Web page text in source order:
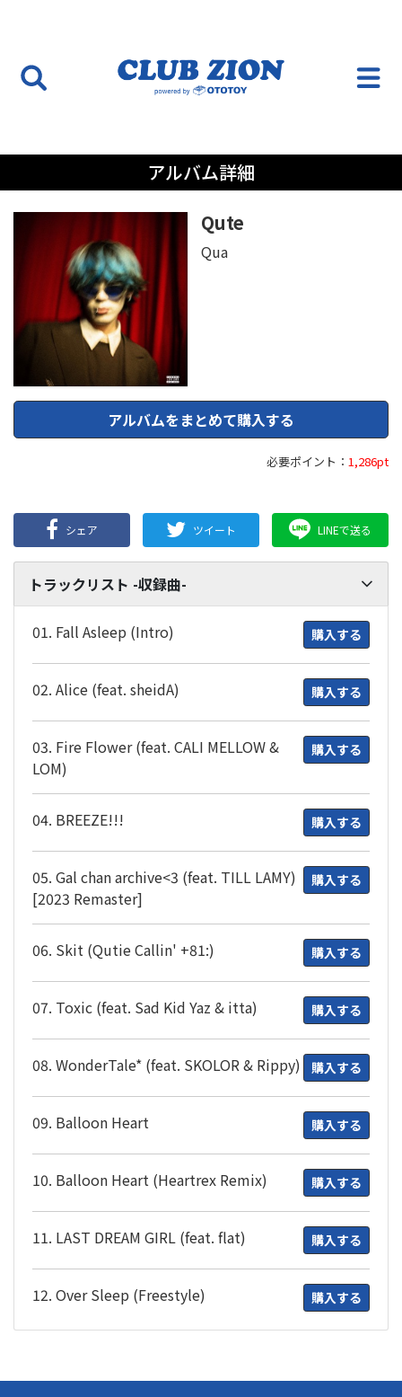
アルバム詳細
Qute
Qua
アルバムをまとめて購入する
必要ポイント： 1,286pt
シェア ツイート LINEで送る
トラックリスト -収録曲-
01. Fall Asleep (Intro) 購入する
02. Alice (feat. sheidA) 購入する
03. Fire Flower (feat. CALI MELLOW &
LOM)
購入する
04. BREEZE!!! 購入する
05. Gal chan archive<3 (feat. TILL LAMY)
[2023 Remaster]
購入する
06. Skit (Qutie Callin' +81:) 購入する
07. Toxic (feat. Sad Kid Yaz & itta) 購入する
08. WonderTale* (feat. SKOLOR & Rippy) 購入する
09. Balloon Heart 購入する
10. Balloon Heart (Heartrex Remix) 購入する
11. LAST DREAM GIRL (feat. flat) 購入する
12. Over Sleep (Freestyle) 購入する